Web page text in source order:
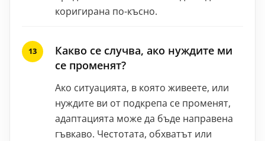
коригирана по-късно.
Какво се случва, ако нуждите ми
се променят?
Ако ситуацията, в която живеете, или
нуждите ви от подкрепа се променят,
адаптацията може да бъде направена
гъвкаво. Честотата, обхватът или